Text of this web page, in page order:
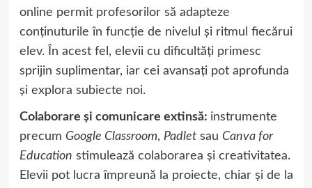
online permit profesorilor să adapteze
conținuturile în funcție de nivelul și ritmul fiecărui
elev. În acest fel, elevii cu dificultăți primesc
sprijin suplimentar, iar cei avansați pot aprofunda
și explora subiecte noi.
Colaborare și comunicare extinsă: instrumente
precum Google Classroom, Padletsau Canva for
Education stimulează colaborarea și creativitatea.
Elevii pot lucra împreună la proiecte, chiar și de la